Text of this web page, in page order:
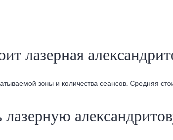
лазерная
зоны и количества сеансов. Средняя
лазерную